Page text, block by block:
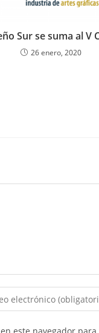
Sur se suma al V
26 enero, 2020